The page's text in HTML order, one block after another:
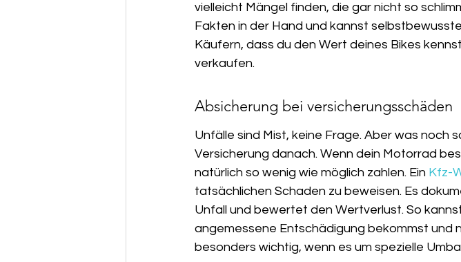
vielleicht Mängel finden, die gar nicht so
Fakten in der Hand und kannst
Käufern, dass du den Wert deines Bikes
verkaufen.
Absicherung bei versicherungsschäden
Unfälle sind Mist, keine Frage. Aber was noch
Versicherung danach. Wenn dein Motorrad
natürlich so wenig wie möglich zahlen. Ein Kfz-
tatsächlichen Schaden zu beweisen. Es
Unfall und bewertet den Wertverlust. So
angemessene Entschädigung bekommst und
besonders wichtig, wenn es um spezielle